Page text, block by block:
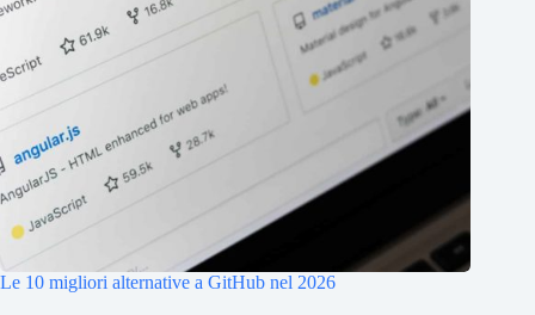
Le 10 migliori alternative a GitHub nel 2026